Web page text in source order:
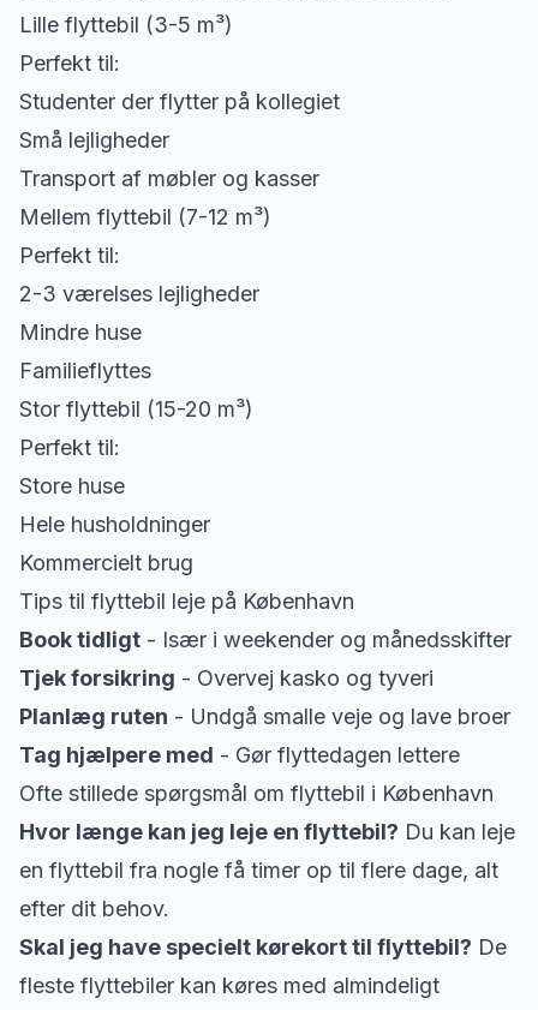
Lille flyttebil (3-5 m³)
Perfekt til:
Studenter der flytter på kollegiet
Små lejligheder
Transport af møbler og kasser
Mellem flyttebil (7-12 m³)
Perfekt til:
2-3 værelses lejligheder
Mindre huse
Familieflyttes
Stor flyttebil (15-20 m³)
Perfekt til:
Store huse
Hele husholdninger
Kommercielt brug
Tips til flyttebil leje på København
Book tidligt - Især i weekender og månedsskifter
Tjek forsikring - Overvej kasko og tyveri
Planlæg ruten - Undgå smalle veje og lave broer
Tag hjælpere med - Gør flyttedagen lettere
Ofte stillede spørgsmål om flyttebil i København
Hvor længe kan jeg leje en flyttebil? Du kan leje
en flyttebil fra nogle få timer op til flere dage, alt
efter dit behov.
Skal jeg have specielt kørekort til flyttebil? De
fleste flyttebiler kan køres med almindeligt